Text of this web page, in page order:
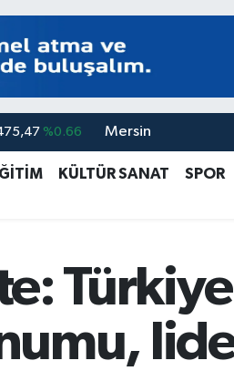
%0.05
%0.18
%0.66
Mersin
KÜLTÜR SANAT SPOR